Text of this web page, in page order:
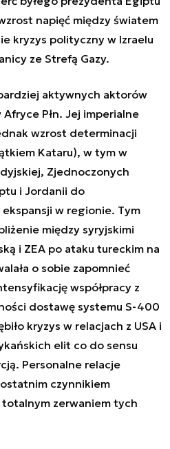
napięć między światem
kryzys polityczny w Izraelu
ze Strefą Gazy.
aktywnych aktorów
Płn. Jej imperialne
wzrost determinacji
Kataru), w tym w
Zjednoczonych
i Jordanii do
w regionie. Tym
między syryjskimi
i ZEA po ataku tureckim na
o sobie zapomnieć
współpracy z
dostawę systemu S-400
kryzys w relacjach z USA i
elit co do sensu
Personalne relacje
czynnikiem
zerwaniem tych